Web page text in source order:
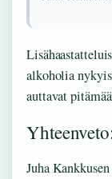
alkoholia
auttavat
Juha